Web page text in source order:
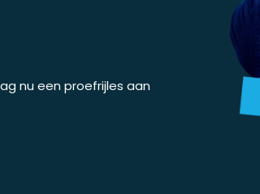
nu een proefrijles aan